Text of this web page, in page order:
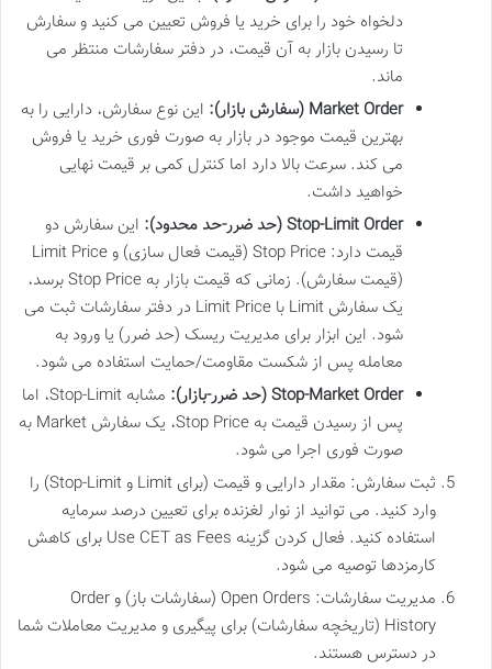
دلخواه خود را برای خرید یا فروش تعیین می کنید و سفارش
تا رسیدن بازار به آن قیمت، در دفتر سفارشات منتظر می
ماند.
Market Order (سفارش بازار):
این نوع سفارش، دارایی را به
بهترین قیمت موجود در بازار به صورت فوری خرید یا فروش
می کند. سرعت بالا دارد اما کنترل کمی بر قیمت نهایی
خواهید داشت.
Stop-Limit Order (حد ضرر-حد محدود):
این سفارش دو
قیمت دارد: Stop Price (قیمت فعال سازی) و Limit Price
(قیمت سفارش). زمانی که قیمت بازار به Stop Price برسد،
یک سفارش Limit با Limit Price در دفتر سفارشات ثبت می
شود. این ابزار برای مدیریت ریسک (حد ضرر) یا ورود به
معامله پس از شکست مقاومت/حمایت استفاده می شود.
Stop-Market Order (حد ضرر-بازار):
مشابه Stop-Limit، اما
پس از رسیدن قیمت به Stop Price، یک سفارش Market به
صورت فوری اجرا می شود.
ثبت سفارش: مقدار دارایی و قیمت (برای Limit و Stop-Limit) را
وارد کنید. می توانید از نوار لغزنده برای تعیین درصد سرمایه
استفاده کنید. فعال کردن گزینه Use CET as Fees برای کاهش
کارمزدها توصیه می شود.
مدیریت سفارشات: Open Orders (سفارشات باز) و Order
History (تاریخچه سفارشات) برای پیگیری و مدیریت معاملات شما
در دسترس هستند.